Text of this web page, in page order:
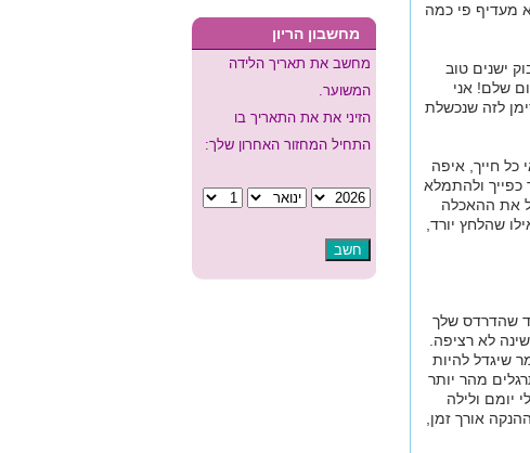
מחשבון הריון
מחשב את תאריך הלידה
המשוער.
הזיני את את התאריך בו
התחיל המחזור האחרון שלך:
מעדיף פי כמה
ישנים טוב
שלם! אני
לזה שנכשלת
חייך, איפה
כפייך ולהתמלא
את ההאכלה
שהלחץ יורד,
שהדרדס שלך
לא רציפה.
שיגדל להיות
מהר יותר
יומם ולילה
אורך זמן,